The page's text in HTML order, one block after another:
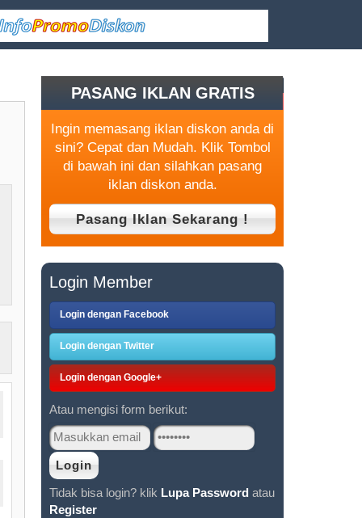
PASANG IKLAN GRATIS
Ingin memasang iklan diskon anda di
sini? Cepat dan Mudah. Klik Tombol
di bawah ini dan silahkan pasang
iklan diskon anda.
Login Member
Login dengan Facebook
Login dengan Twitter
Login dengan Google+
Atau mengisi form berikut:
Tidak bisa login? klik Lupa Password atau
Register